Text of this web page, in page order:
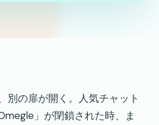
別の扉が開く。人気チャット
」が閉鎖された時、ま